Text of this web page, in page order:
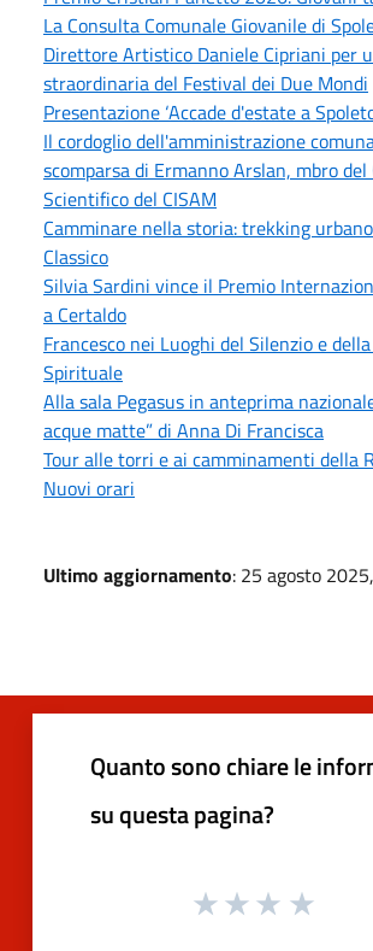
La Consulta Comunale Giovanile di
Direttore Artistico Daniele Cipriani per
straordinaria del Festival dei Due Mondi
Presentazione ‘Accade d'estate a
Il cordoglio dell'amministrazione
scomparsa di Ermanno Arslan, mbro del
Scientifico del CISAM
Camminare nella storia: trekking
Classico
Silvia Sardini vince il Premio
a Certaldo
Francesco nei Luoghi del Silenzio e
Spirituale
Alla sala Pegasus in anteprima
acque matte” di Anna Di Francisca
Tour alle torri e ai camminamenti della
Nuovi orari
Ultimo aggiornamento: 25 agosto
Quanto sono chiare le
su questa pagina?